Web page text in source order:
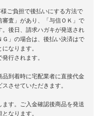
ご負担で後払いにする方法で
査」があり、「与信ＯＫ」で
後日、請求ハガキが発送され
」の場合は、後払い決済はで
なります。
行されます。
到着時に宅配業者に直接代金
させていただきます。
す。ご入金確認後商品を発送
なります。